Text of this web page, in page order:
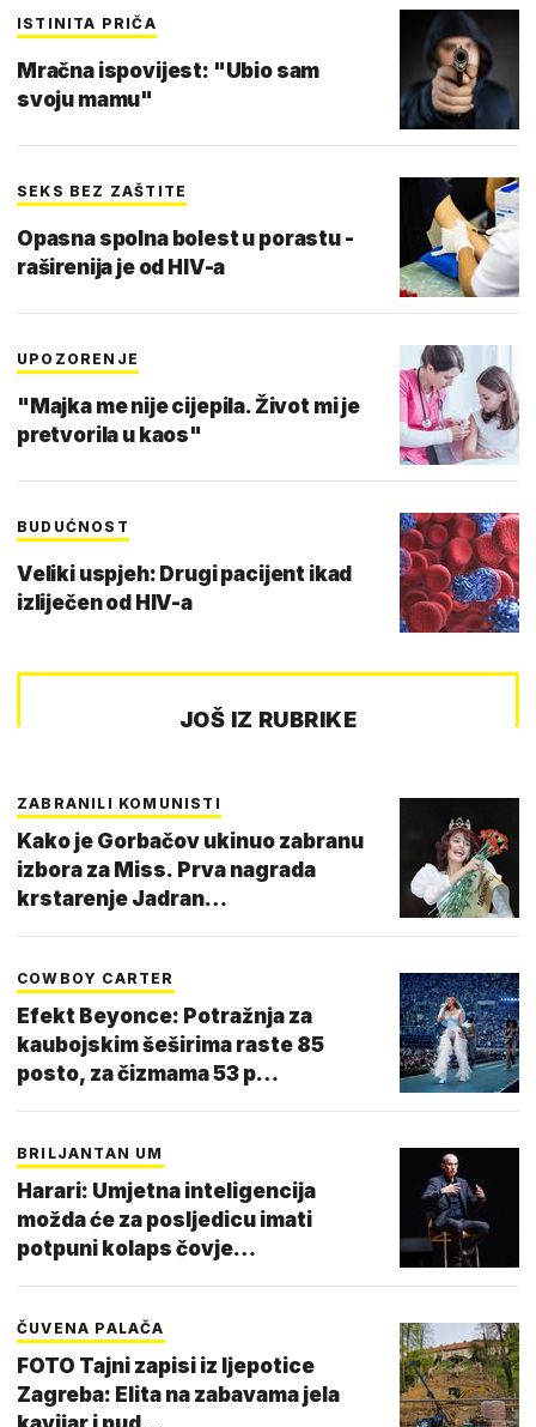
ISTINITA PRIČA
Mračna ispovijest: "Ubio sam
svoju mamu"
SEKS BEZ ZAŠTITE
Opasna spolna bolest u porastu -
raširenija je od HIV-a
UPOZORENJE
"Majka me nije cijepila. Život mi je
pretvorila u kaos"
BUDUĆNOST
Veliki uspjeh: Drugi pacijent ikad
izliječen od HIV-a
JOŠ IZ RUBRIKE
ZABRANILI KOMUNISTI
Kako je Gorbačov ukinuo zabranu
izbora za Miss. Prva nagrada
krstarenje Jadran…
COWBOY CARTER
Efekt Beyonce: Potražnja za
kaubojskim šeširima raste 85
posto, za čizmama 53 p…
BRILJANTAN UM
Harari: Umjetna inteligencija
možda će za posljedicu imati
potpuni kolaps čovje…
ČUVENA PALAČA
FOTO Tajni zapisi iz ljepotice
Zagreba: Elita na zabavama jela